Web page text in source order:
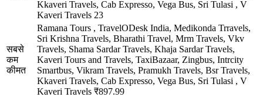
Kkaveri Travels, Cab Expresso, Vega Bus, Sri Tulasi , V
Kaveri Travels 23
सबसे
कम
कीमत
Ramana Tours , TravelODesk India, Medikonda Trravels,
Sri Krishna Travels, Bharathi Travel, Mrm Travels, Vkv
Travels, Shama Sardar Travels, Khaja Sardar Travels,
Kaveri Tours and Travels, TaxiBazaar, Zingbus, Intrcity
Smartbus, Vikram Travels, Pramukh Travels, Bsr Travels,
Kkaveri Travels, Cab Expresso, Vega Bus, Sri Tulasi , V
Kaveri Travels ₹897.99